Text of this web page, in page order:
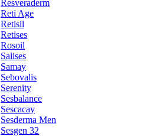
Resveraderm
Reti Age
Retisil
Retises
Rosoil
Salises
Samay
Sebovalis
Serenity
Sesbalance
Sescacay
Sesderma Men
Sesgen 32